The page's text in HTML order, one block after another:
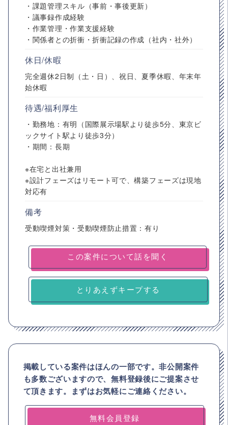
・課題管理スキル（事前・事後更新）
・議事録作成経験
・作業管理・作業支援経験
・関係者との折衝・折衝記録の作成（社内・社外）
休日/休暇
完全週休2日制（土・日）、祝日、夏季休暇、年末年
始休暇
待遇/福利厚生
・勤務地：有明（国際展示場駅より徒歩5分、東京ビ
ックサイト駅より徒歩3分）
・期間：長期
※在宅と出社兼用
※設計フェーズはリモート可で、構築フェーズは現地
対応有
備考
受動喫煙対策・受動喫煙防止措置：有り
とりあえずキープする
掲載している案件はほんの一部です。非公開案件
も多数ございますので、無料登録後にご提案させ
て頂きます。まずはお気軽にご連絡ください。
無料会員登録